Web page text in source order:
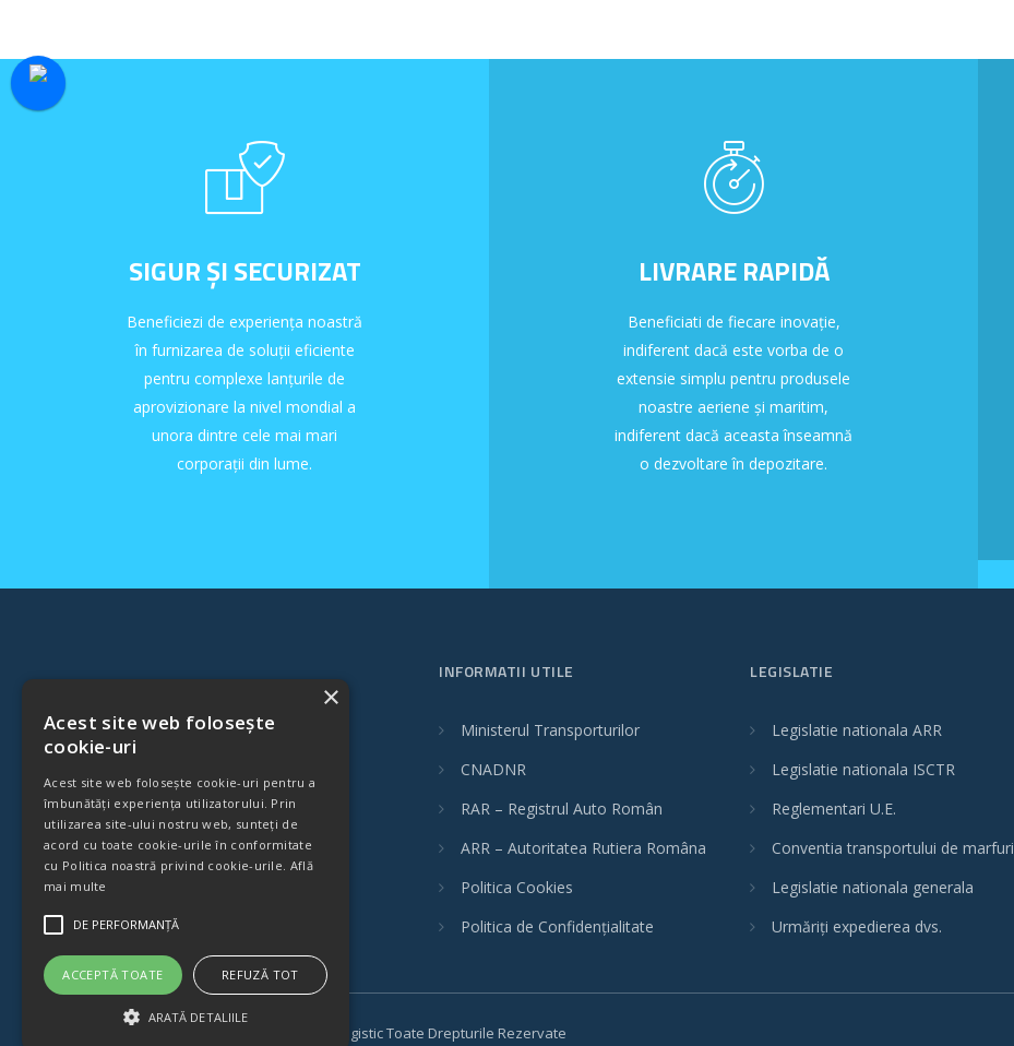
SIGUR ȘI SECURIZAT
Beneficiezi de experiența noastră
în furnizarea de soluții eficiente
pentru complexe lanțurile de
aprovizionare la nivel mondial a
unora dintre cele mai mari
corporații din lume.
LIVRARE RAPIDĂ
Beneficiati de fiecare inovație,
indiferent dacă este vorba de o
extensie simplu pentru produsele
noastre aeriene și maritim,
indiferent dacă aceasta înseamnă
o dezvoltare în depozitare.
INFORMATII UTILE
Ministerul Transporturilor
CNADNR
RAR – Registrul Auto Român
ARR – Autoritatea Rutiera Româna
Politica Cookies
Politica de Confidențialitate
LEGISLATIE
Legislatie nationala ARR
Legislatie nationala ISCTR
Reglementari U.E.
Conventia transportului de marfuri
Legislatie nationala generala
Urmăriți expedierea dvs.
Copyright © 2011-2022 Confast Logistic Toate Drepturile Rezervate
×
Acest site web folosește
cookie-uri
Acest site web folosește cookie-uri pentru a
îmbunătăți experiența utilizatorului. Prin
utilizarea site-ului nostru web, sunteți de
acord cu toate cookie-urile în conformitate
cu Politica noastră privind cookie-urile. Află
mai multe
DE PERFORMANȚĂ
ACCEPTĂ TOATE REFUZĂ TOT
ARATĂ DETALIILE